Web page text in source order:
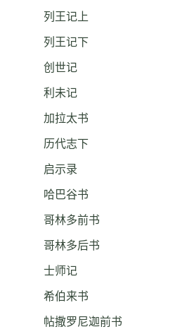
列王记上
列王记下
创世记
利未记
加拉太书
历代志下
启示录
哈巴谷书
哥林多前书
哥林多后书
士师记
希伯来书
帖撒罗尼迦前书